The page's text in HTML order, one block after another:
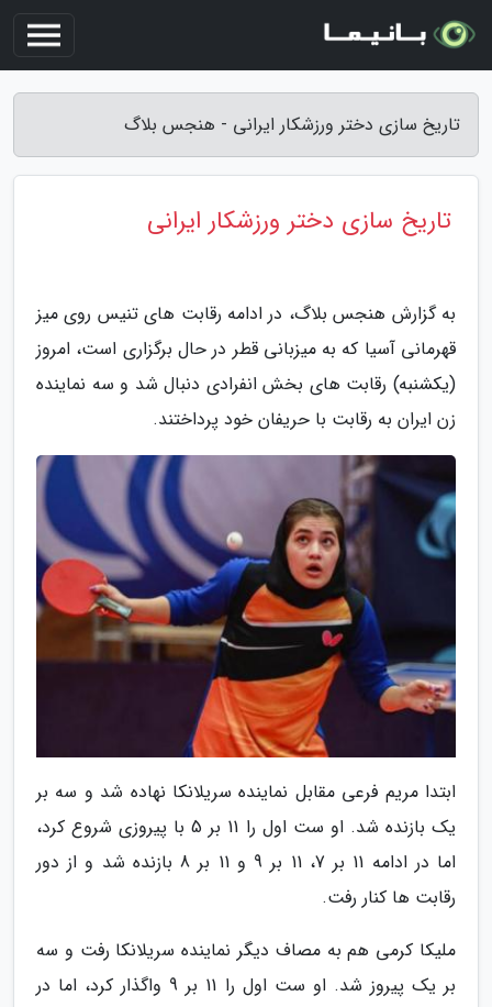
تاریخ سازی دختر ورزشکار ایرانی - هنجس بلاگ
تاریخ سازی دختر ورزشکار ایرانی
به گزارش هنجس بلاگ، در ادامه رقابت های تنیس روی میز
قهرمانی آسیا که به میزبانی قطر در حال برگزاری است، امروز
(یکشنبه) رقابت های بخش انفرادی دنبال شد و سه نماینده
زن ایران به رقابت با حریفان خود پرداختند.
ابتدا مریم فرعی مقابل نماینده سریلانکا نهاده شد و سه بر
یک بازنده شد. او ست اول را 11 بر 5 با پیروزی شروع کرد،
اما در ادامه 11 بر 7، 11 بر 9 و 11 بر 8 بازنده شد و از دور
رقابت ها کنار رفت.
ملیکا کرمی هم به مصاف دیگر نماینده سریلانکا رفت و سه
بر یک پیروز شد. او ست اول را 11 بر 9 واگذار کرد، اما در